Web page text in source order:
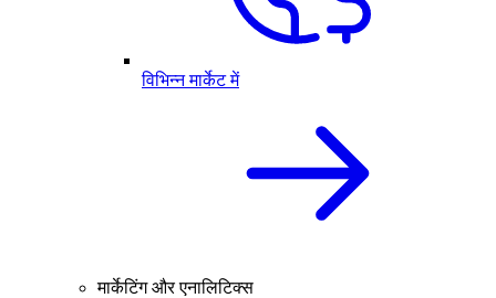
विभिन्न मार्केट में
मार्केटिंग और एनालिटिक्स